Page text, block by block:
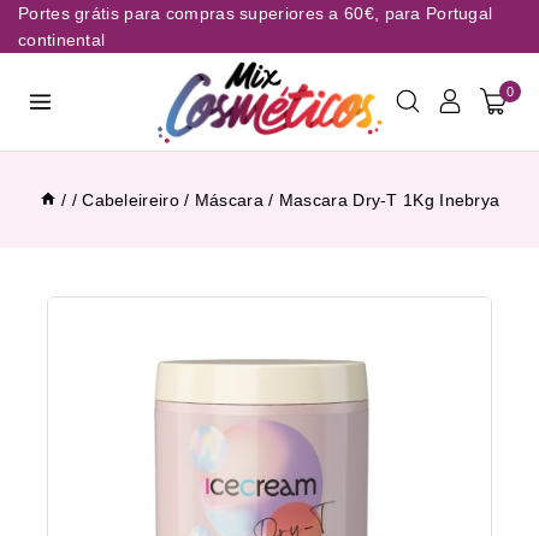
Portes grátis para compras superiores a 60€, para Portugal
continental
0
/ / Cabeleireiro / Máscara / Mascara Dry-T 1Kg Inebrya